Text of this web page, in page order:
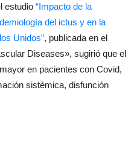
estudio “Impacto de la
del ictus y en la
Unidos”, publicada en el
Diseases», sugirió que el
en pacientes con Covid,
sistémica, disfunción